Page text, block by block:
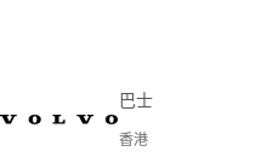
巴士
香港